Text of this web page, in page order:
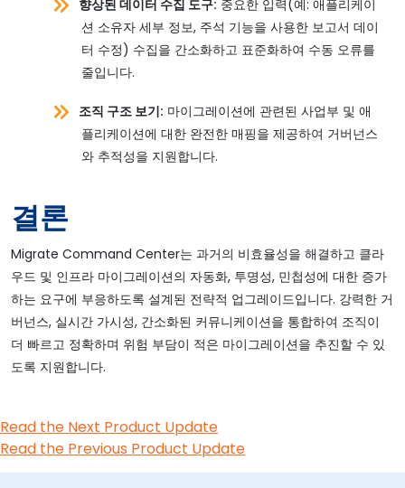
향상된 데이터 수집 도구: 중요한 입력(예: 애플리케이
션 소유자 세부 정보, 주석 기능을 사용한 보고서 데이
터 수정) 수집을 간소화하고 표준화하여 수동 오류를
줄입니다.
조직 구조 보기: 마이그레이션에 관련된 사업부 및 애
플리케이션에 대한 완전한 매핑을 제공하여 거버넌스
와 추적성을 지원합니다.
결론
Migrate Command Center는 과거의 비효율성을 해결하고 클라
우드 및 인프라 마이그레이션의 자동화, 투명성, 민첩성에 대한 증가
하는 요구에 부응하도록 설계된 전략적 업그레이드입니다. 강력한 거
버넌스, 실시간 가시성, 간소화된 커뮤니케이션을 통합하여 조직이
더 빠르고 정확하며 위험 부담이 적은 마이그레이션을 추진할 수 있
도록 지원합니다.
Read the Next Product Update
Read the Previous Product Update